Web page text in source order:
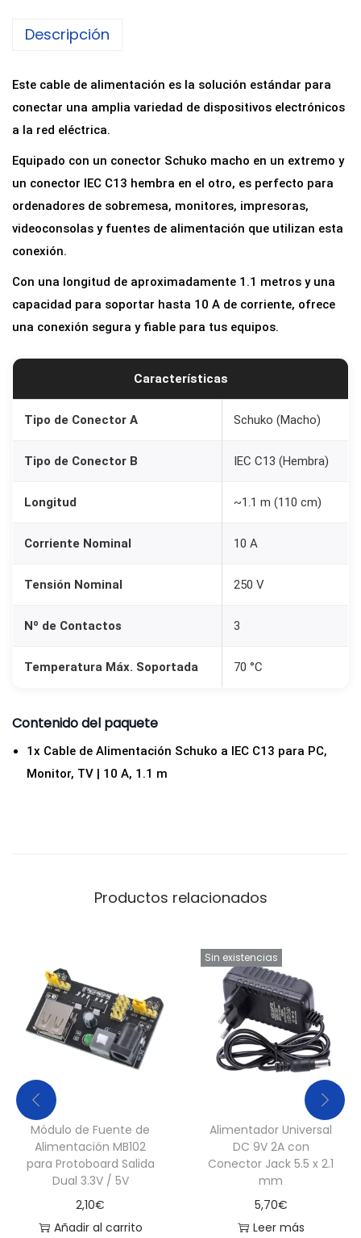
Descripción
Este cable de alimentación es la solución estándar para
conectar una amplia variedad de dispositivos electrónicos
a la red eléctrica.
Equipado con un conector Schuko macho en un extremo y
un conector IEC C13 hembra en el otro, es perfecto para
ordenadores de sobremesa, monitores, impresoras,
videoconsolas y fuentes de alimentación que utilizan esta
conexión.
Con una longitud de aproximadamente 1.1 metros y una
capacidad para soportar hasta 10 A de corriente, ofrece
una conexión segura y fiable para tus equipos.
Características
Tipo de Conector A Schuko (Macho)
Tipo de Conector B IEC C13 (Hembra)
Longitud ~1.1 m (110 cm)
Corriente Nominal 10 A
Tensión Nominal 250 V
Nº de Contactos 3
Temperatura Máx. Soportada 70 °C
Contenido del paquete
1x Cable de Alimentación Schuko a IEC C13 para PC,
Monitor, TV | 10 A, 1.1 m
Productos relacionados
Módulo de Fuente de
Alimentación MB102
para Protoboard Salida
Dual 3.3V / 5V
2,10€
Añadir al carrito
Sin existencias
Alimentador Universal
DC 9V 2A con
Conector Jack 5.5 x 2.1
mm
5,70€
Leer más